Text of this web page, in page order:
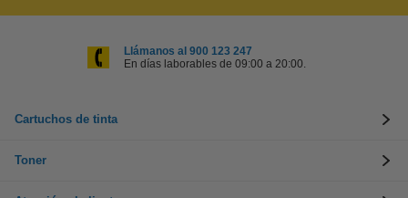
Llámanos al 900 123 247
En días laborables de 09:00 a 20:00.
Cartuchos de tinta
Toner